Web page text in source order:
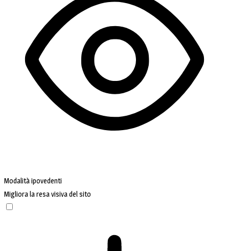
Modalità ipovedenti
Migliora la resa visiva del sito